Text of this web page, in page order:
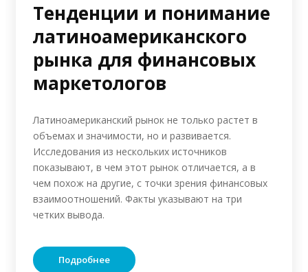
Тенденции и понимание
латиноамериканского
рынка для финансовых
маркетологов
Латиноамериканский рынок не только растет в
объемах и значимости, но и развивается.
Исследования из нескольких источников
показывают, в чем этот рынок отличается, а в
чем похож на другие, с точки зрения финансовых
взаимоотношений. Факты указывают на три
четких вывода.
Подробнее